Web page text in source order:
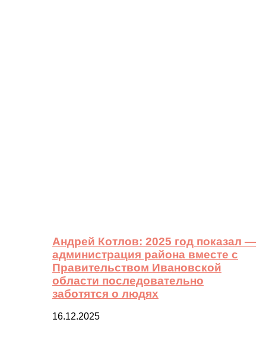
Андрей Котлов: 2025 год показал —
администрация района вместе с
Правительством Ивановской
области последовательно
заботятся о людях
16.12.2025